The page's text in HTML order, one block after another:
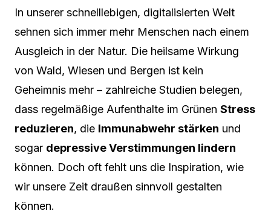
In unserer schnelllebigen, digitalisierten Welt
sehnen sich immer mehr Menschen nach einem
Ausgleich in der Natur. Die heilsame Wirkung
von Wald, Wiesen und Bergen ist kein
Geheimnis mehr – zahlreiche Studien belegen,
dass regelmäßige Aufenthalte im Grünen Stress
reduzieren, die Immunabwehr stärken und
sogar depressive Verstimmungen lindern
können. Doch oft fehlt uns die Inspiration, wie
wir unsere Zeit draußen sinnvoll gestalten
können.